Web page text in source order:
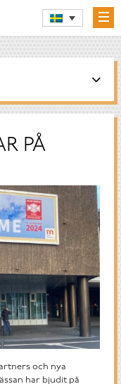
PÅ
och nya
har bjudit på